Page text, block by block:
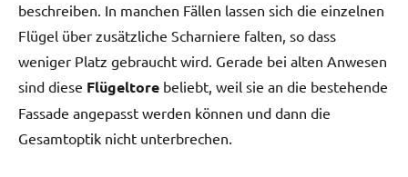
beschreiben. In manchen Fällen lassen sich die einzelnen
Flügel über zusätzliche Scharniere falten, so dass
weniger Platz gebraucht wird. Gerade bei alten Anwesen
sind diese Flügeltore beliebt, weil sie an die bestehende
Fassade angepasst werden können und dann die
Gesamtoptik nicht unterbrechen.